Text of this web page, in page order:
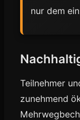
nur dem
Teilnehmer
zunehmend